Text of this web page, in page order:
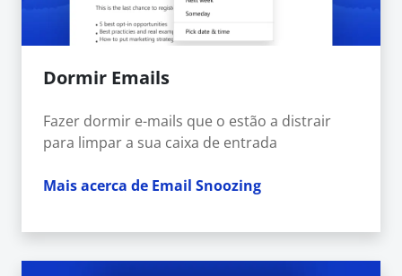
Dormir Emails
Fazer dormir e-mails que o estão a distrair
para limpar a sua caixa de entrada
Mais acerca de Email Snoozing